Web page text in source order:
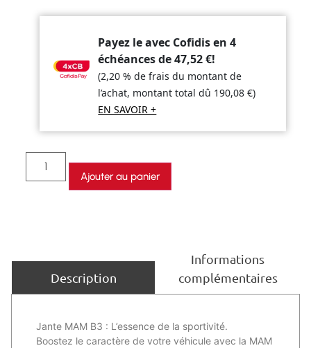
Payez le avec Cofidis en 4
échéances de47,52€!
(2,20 % de frais du montant de
l’achat, montant total dû 190,08€)
EN SAVOIR +
Ajouter au panier
Description
Informations
complémentaires
Jante MAM B3 : L’essence de la sportivité.
Boostez le caractère de votre véhicule avec la MAM